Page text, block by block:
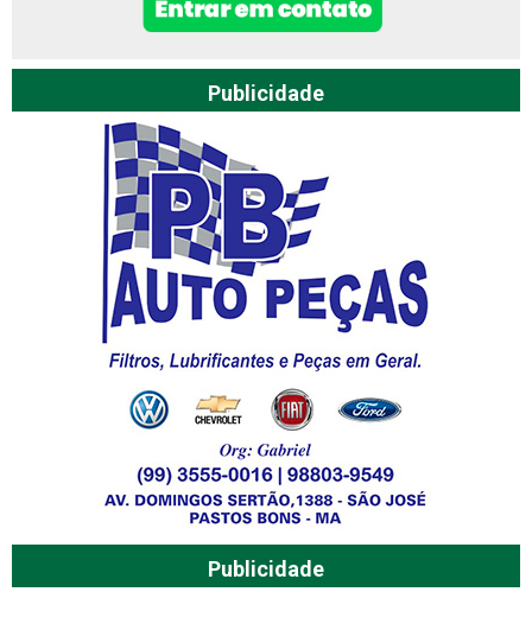
Publicidade
Publicidade